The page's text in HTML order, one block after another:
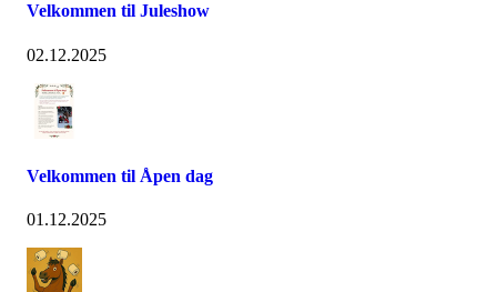
Velkommen til Juleshow
02.12.2025
Velkommen til Åpen dag
01.12.2025